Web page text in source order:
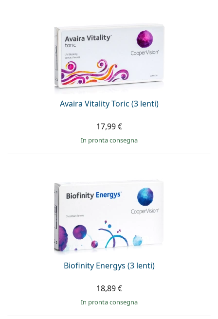
Avaira Vitality Toric (3 lenti)
17,99 €
in pronta consegna
Biofinity Energys (3 lenti)
18,89 €
in pronta consegna